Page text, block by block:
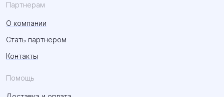
Партнерам
О компании
Стать партнером
Контакты
Помощь